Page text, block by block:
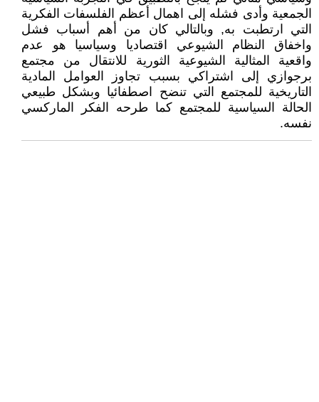
الجمعية وأدى فشله إلى اهمال أعظم الفلسفات الفكرية
التي ارتطبت به, وبالتالي كان من أهم أسباب فشل
واخفاق النظام الشيوعي اقتصاديا وسياسيا هو عدم
واقعية المثالية الشيوعية الثورية للانتقال من مجتمع
برجوازي إلى اشتراكي بسبب تجاوز العوامل المادية
التاريخية للمجتمع التي تنضح اصطفائيا وبشكل طبيعي
الحالة السياسية للمجتمع كما طرحه الفكر الماركسي
نفسه.